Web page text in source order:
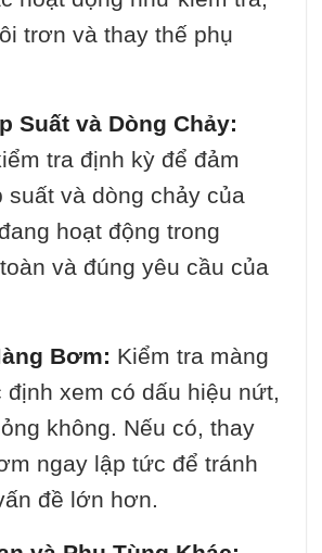
trơn và thay thế phụ
Suất và Dòng Chảy:
tra định kỳ để đảm
suất và dòng chảy của
hoạt động trong
và đúng yêu cầu của
Bơm: Kiểm tra màng
định xem có dấu hiệu nứt,
không. Nếu có, thay
ngay lập tức để tránh
đề lớn hơn.